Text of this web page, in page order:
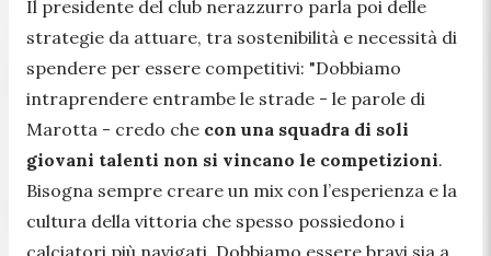
Il presidente del club nerazzurro parla poi delle
strategie da attuare, tra sostenibilità e necessità di
spendere per essere competitivi: "Dobbiamo
intraprendere entrambe le strade - le parole di
Marotta - credo che con una squadra di soli
giovani talenti non si vincano le competizioni.
Bisogna sempre creare un mix con l’esperienza e la
cultura della vittoria che spesso possiedono i